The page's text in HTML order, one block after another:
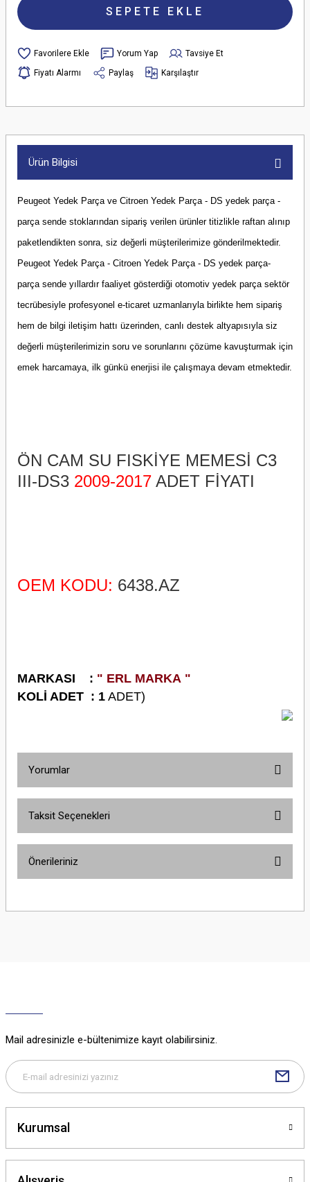
SEPETE EKLE
Yorum Yap
Tavsiye Et
Fiyatı Alarmı
Paylaş Karşılaştır
Ürün Bilgisi
Peugeot Yedek Parça ve Citroen Yedek Parça - DS yedek parça -
parça sende stoklarından sipariş verilen ürünler titizlikle raftan alınıp
paketlendikten sonra, siz değerli müşterilerimize gönderilmektedir.
Peugeot Yedek Parça - Citroen Yedek Parça - DS yedek parça-
parça sende yıllardır faaliyet gösterdiği otomotiv yedek parça sektör
tecrübesiyle profesyonel e-ticaret uzmanlarıyla birlikte hem sipariş
hem de bilgi iletişim hattı üzerinden, canlı destek altyapısıyla siz
değerli müşterilerimizin soru ve sorunlarını çözüme kavuşturmak için
emek harcamaya, ilk günkü enerjisi ile çalışmaya devam etmektedir.
ÖN CAM SU FISKİYE MEMESİ C3
III-DS3 2009-2017 ADET FİYATI
OEM KODU: 6438.AZ
MARKASI : " ERL MARKA "
KOLİ ADET : 1 ADET)
Yorumlar
Taksit Seçenekleri
Önerileriniz
yetersiz gördüğünüz noktaları öneri formunu kullanarak tarafımıza
Bu ürüne benzer farklı alternatifler olmalı.
Mail adresinizle e-bültenimize kayıt olabilirsiniz.
Kurumsal